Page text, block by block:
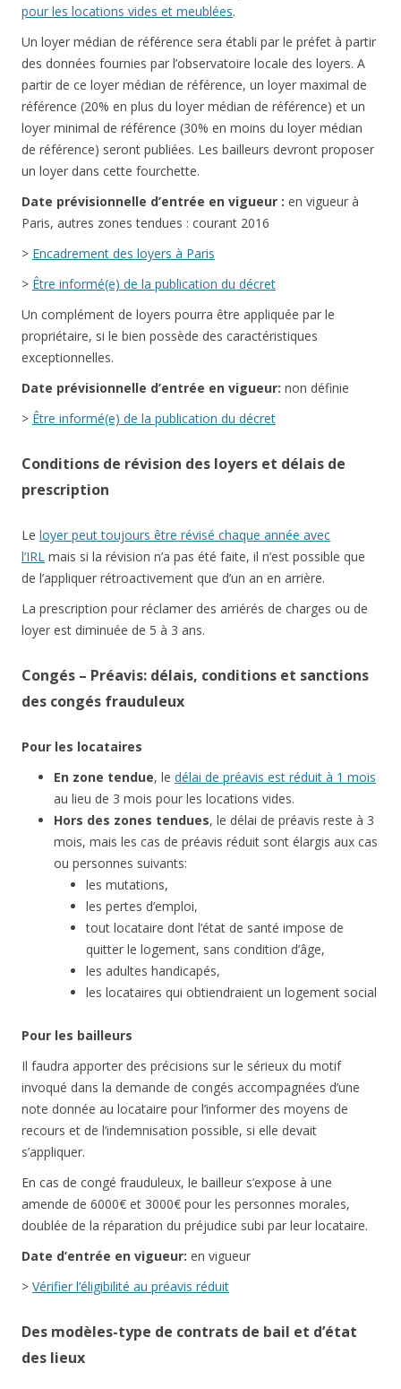
pour les locations vides et meublées.
Un loyer médian de référence sera établi par le préfet à partir
des données fournies par l’observatoire locale des loyers. A
partir de ce loyer médian de référence, un loyer maximal de
référence (20% en plus du loyer médian de référence) et un
loyer minimal de référence (30% en moins du loyer médian
de référence) seront publiées. Les bailleurs devront proposer
un loyer dans cette fourchette.
Date prévisionnelle d’entrée en vigueur : en vigueur à
Paris, autres zones tendues : courant 2016
> Encadrement des loyers à Paris
> Être informé(e) de la publication du décret
Un complément de loyers pourra être appliquée par le
propriétaire, si le bien possède des caractéristiques
exceptionnelles.
Date prévisionnelle d’entrée en vigueur: non définie
> Être informé(e) de la publication du décret
Conditions de révision des loyers et délais de
prescription
Le loyer peut toujours être révisé chaque année avec
l’IRL mais si la révision n’a pas été faite, il n’est possible que
de l’appliquer rétroactivement que d’un an en arrière.
La prescription pour réclamer des arriérés de charges ou de
loyer est diminuée de 5 à 3 ans.
Congés – Préavis: délais, conditions et sanctions
des congés frauduleux
Pour les locataires
En zone tendue, le délai de préavis est réduit à 1 mois
au lieu de 3 mois pour les locations vides.
Hors des zones tendues, le délai de préavis reste à 3
mois, mais les cas de préavis réduit sont élargis aux cas
ou personnes suivants:
les mutations,
les pertes d’emploi,
tout locataire dont l’état de santé impose de
quitter le logement, sans condition d’âge,
les adultes handicapés,
les locataires qui obtiendraient un logement social
Pour les bailleurs
Il faudra apporter des précisions sur le sérieux du motif
invoqué dans la demande de congés accompagnées d’une
note donnée au locataire pour l’informer des moyens de
recours et de l’indemnisation possible, si elle devait
s’appliquer.
En cas de congé frauduleux, le bailleur s’expose à une
amende de 6000€ et 3000€ pour les personnes morales,
doublée de la réparation du préjudice subi par leur locataire.
Date d’entrée en vigueur: en vigueur
> Vérifier l’éligibilité au préavis réduit
Des modèles-type de contrats de bail et d’état
des lieux